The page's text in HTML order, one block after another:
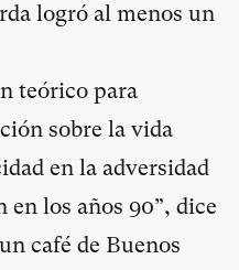
logró al menos un
teórico para
sobre la vida
en la adversidad
los años 90”, dice
café de Buenos